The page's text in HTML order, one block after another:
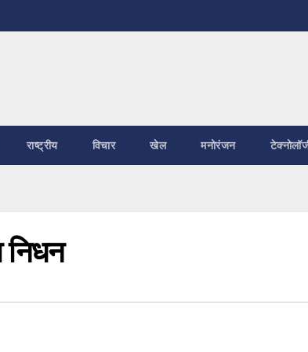
राष्ट्रीय विचार खेल मनोरंजन
निधन